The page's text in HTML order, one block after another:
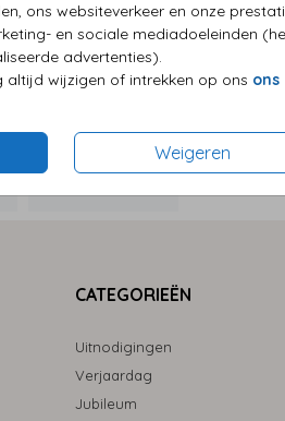
ons websiteverkeer en onze
en sociale mediadoeleinden
advertenties).
wijzigen of intrekken op ons ons
Weigeren
CATEGORIEËN
Uitnodigingen
Verjaardag
Jubileum